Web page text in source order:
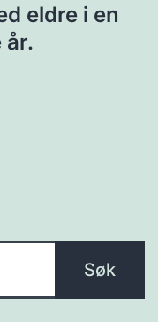
eldre i en
år.